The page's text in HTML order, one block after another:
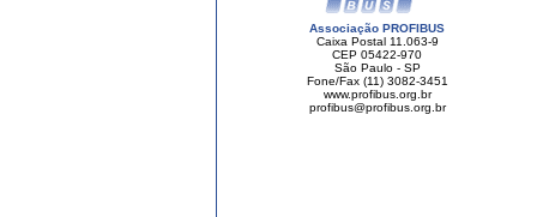
Associação PROFIBUS
Caixa Postal 11.063-9
CEP 05422-970
São Paulo - SP
Fone/Fax (11) 3082-3451
www.profibus.org.br
profibus@profibus.org.br